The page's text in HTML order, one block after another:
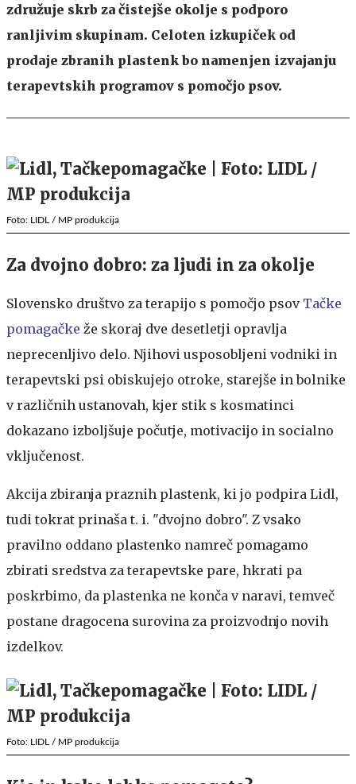
združuje skrb za čistejše okolje s podporo
ranljivim skupinam. Celoten izkupiček od
prodaje zbranih plastenk bo namenjen izvajanju
terapevtskih programov s pomočjo psov.
Foto: LIDL / MP produkcija
Za dvojno dobro: za ljudi in za okolje
Slovensko društvo za terapijo s pomočjo psov Tačke
pomagačke že skoraj dve desetletji opravlja
neprecenljivo delo. Njihovi usposobljeni vodniki in
terapevtski psi obiskujejo otroke, starejše in bolnike
v različnih ustanovah, kjer stik s kosmatinci
dokazano izboljšuje počutje, motivacijo in socialno
vključenost.
Akcija zbiranja praznih plastenk, ki jo podpira Lidl,
tudi tokrat prinaša t. i. "dvojno dobro". Z vsako
pravilno oddano plastenko namreč pomagamo
zbirati sredstva za terapevtske pare, hkrati pa
poskrbimo, da plastenka ne konča v naravi, temveč
postane dragocena surovina za proizvodnjo novih
izdelkov.
Foto: LIDL / MP produkcija